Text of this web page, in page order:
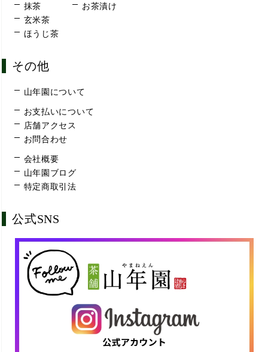
抹茶
玄米茶
ほうじ茶
お茶漬け
その他
山年園について
お支払いについて
店舗アクセス
お問合わせ
会社概要
山年園ブログ
特定商取引法
公式SNS